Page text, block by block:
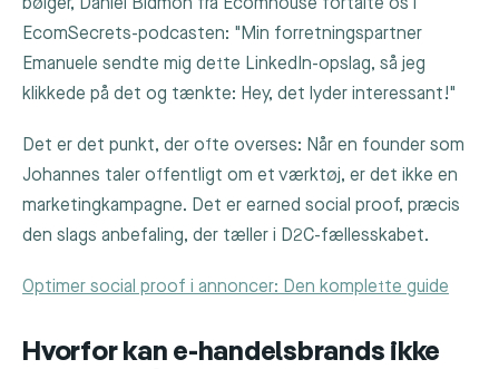
EcomSecrets-podcasten: "Min forretningspartner
Emanuele sendte mig dette LinkedIn-opslag, så jeg
klikkede på det og tænkte: Hey, det lyder interessant!"
Det er det punkt, der ofte overses: Når en founder som
Johannes taler offentligt om et værktøj, er det ikke en
marketingkampagne. Det er earned social proof, præcis
den slags anbefaling, der tæller i D2C-fællesskabet.
Optimer social proof i annoncer: Den komplette guide
Hvorfor kan e-handelsbrands ikke